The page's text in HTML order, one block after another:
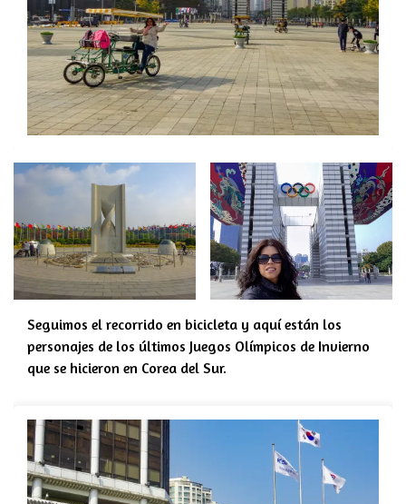
Seguimos el recorrido en bicicleta y aquí están los
personajes de los últimos Juegos Olímpicos de Invierno
que se hicieron en Corea del Sur.